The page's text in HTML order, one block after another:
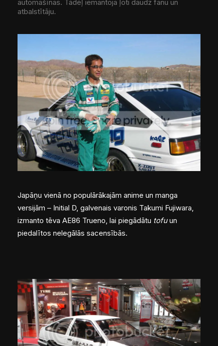
automašīnas. Tādēļ iemantoja ļoti daudz fanu un
atbalstītāju.
Japāņu vienā no populārākajām anime un manga
versijām – Initial D , galvenais varonis Takumi Fujiwara,
izmanto tēva AE86 Trueno, lai piegādātu tofuun
piedalītos nelegālās sacensībās.